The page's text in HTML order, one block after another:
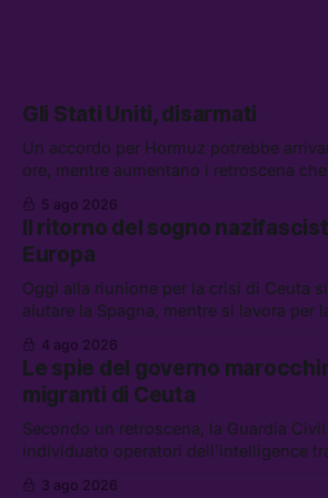
Gli Stati Uniti, disarmati
Un accordo per Hormuz potrebbe
ore, mentre aumentano i retroscena
chi aspetta i dispersi di Ceuta, il boom
diluiti, e quanti attivisti anti data center
5 ago 2026
Il ritorno del sogno
Europa
Oggi alla riunione per la crisi di Ceuta
aiutare la Spagna, mentre si lavora per
spontanei a Gaza, un giovane di 19
sole per raccogliere pomodori, e cosa
4 ago 2026
Le spie del governo
migranti di Ceuta
Secondo un retroscena, la Guardia
individuato operatori dell’intelligence
3 ago 2026